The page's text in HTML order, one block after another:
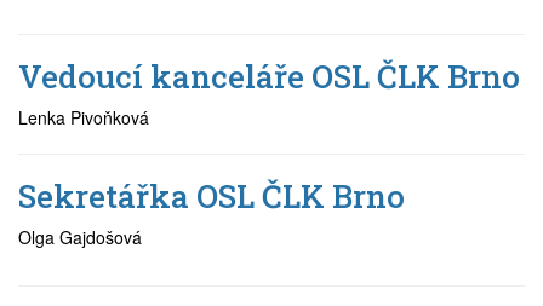
Vedoucí kanceláře OSL ČLK Brno
Lenka Pivoňková
Sekretářka OSL ČLK Brno
Olga Gajdošová